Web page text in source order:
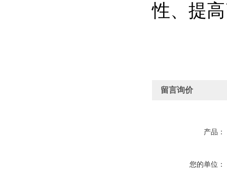
性、提
留言询价
产品：
您的单位：